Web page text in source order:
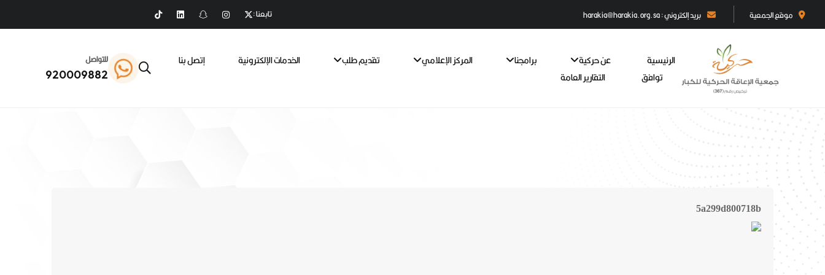
موقع الجمعية بريد إلكتروني : harakia@harakia.org.sa تابعنا :
الرئيسية عن حركية برامجنا المركز الإعلامي تقديم طلب الخدمات الإلكترونية
إتصل بنا
توافق
التقارير العامة
للتواصل
920009882
5a299d800718b